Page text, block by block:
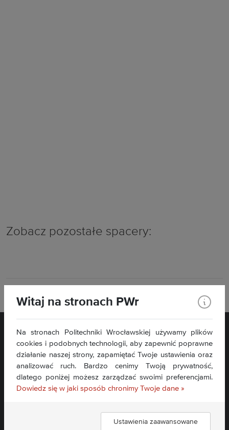
Zobacz pozostałe spacery:
Drukuj
Witaj na stronach PWr
Na stronach Politechniki Wrocławskiej używamy plików
cookies i podobnych technologii, aby zapewnić poprawne
działanie naszej strony, zapamiętać Twoje ustawienia oraz
analizować ruch. Bardzo cenimy Twoją prywatność,
dlatego poniżej możesz zarządzać swoimi preferencjami.
Dowiedz się w jaki sposób chronimy Twoje dane »
Ustawienia zaawansowane